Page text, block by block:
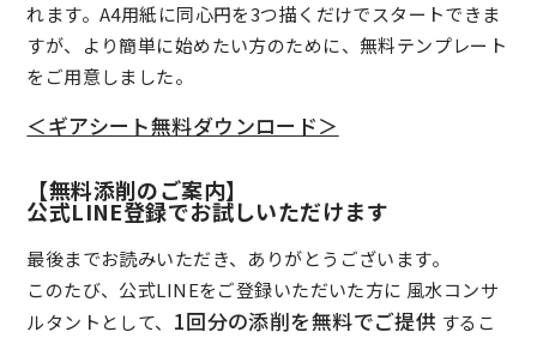
れます。A4用紙に同心円を3つ描くだけでスタートできま
すが、より簡単に始めたい方のために、無料テンプレート
をご用意しました。
＜ギアシート無料ダウンロード＞
【無料添削のご案内】
公式LINE登録でお試しいただけます
最後までお読みいただき、ありがとうございます。
このたび、公式LINEをご登録いただいた方に 風水コンサ
ルタントとして、 1回分の添削を無料でご提供 するこ